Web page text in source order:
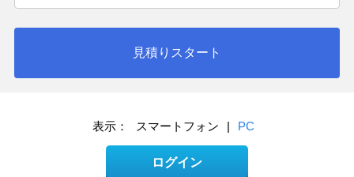
見積りスタート
表示： スマートフォン | PC
ログイン